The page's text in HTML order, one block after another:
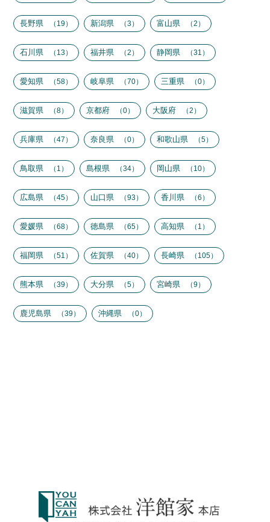
長野県 19 新潟県 3 富山県 2
石川県 13 福井県 2 静岡県 31
愛知県 58 岐阜県 70 三重県 0
滋賀県 8 京都府 0 大阪府 2
兵庫県 47 奈良県 0 和歌山県 5
鳥取県 1 島根県 34 岡山県 10
広島県 45 山口県 93 香川県 6
愛媛県 68 徳島県 65 高知県 1
福岡県 51 佐賀県 40 長崎県 105
熊本県 39 大分県 5 宮崎県 9
鹿児島県 39 沖縄県 0